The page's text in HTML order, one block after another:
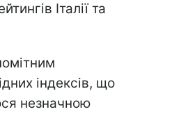
Італії та
індексів, що
незначною